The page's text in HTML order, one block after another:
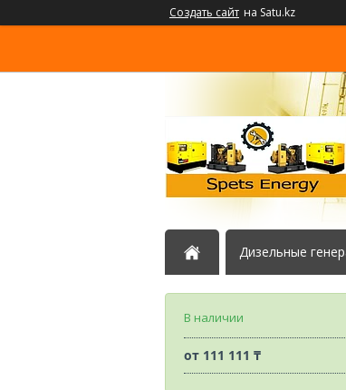
Создать сайт на Satu.kz
Дизельные
В наличии
от 111 111 ₸